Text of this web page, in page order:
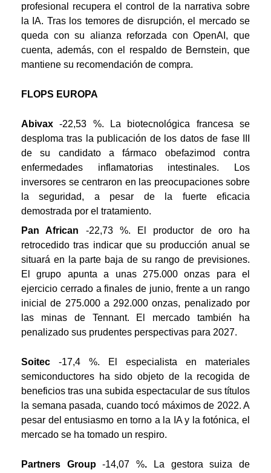
profesional recupera el control de la narrativa sobre
la IA. Tras los temores de disrupción, el mercado se
queda con su alianza reforzada con OpenAI, que
cuenta, además, con el respaldo de Bernstein, que
mantiene su recomendación de compra.
FLOPS EUROPA
Abivax-22,53 %. La biotecnológica francesa se
desploma tras la publicación de los datos de fase III
de su candidato a fármaco obefazimod contra
enfermedades inflamatorias intestinales. Los
inversores se centraron en las preocupaciones sobre
la seguridad, a pesar de la fuerte eficacia
demostrada por el tratamiento.
Pan African -22,73 %. El productor de oro ha
retrocedido tras indicar que su producción anual se
situará en la parte baja de su rango de previsiones.
El grupo apunta a unas 275.000 onzas para el
ejercicio cerrado a finales de junio, frente a un rango
inicial de 275.000 a 292.000 onzas, penalizado por
las minas de Tennant. El mercado también ha
penalizado sus prudentes perspectivas para 2027.
Soitec -17,4 %. El especialista en materiales
semiconductores ha sido objeto de la recogida de
beneficios tras una subida espectacular de sus títulos
la semana pasada, cuando tocó máximos de 2022. A
pesar del entusiasmo en torno a la IA y la fotónica, el
mercado se ha tomado un respiro.
Partners Group-14,07 %.
La gestora suiza de